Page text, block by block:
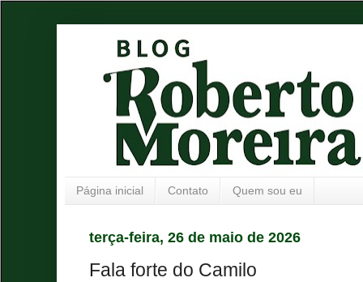
Página inicial Contato Quem sou eu
terça-feira, 26 de maio de 2026
Fala forte do Camilo